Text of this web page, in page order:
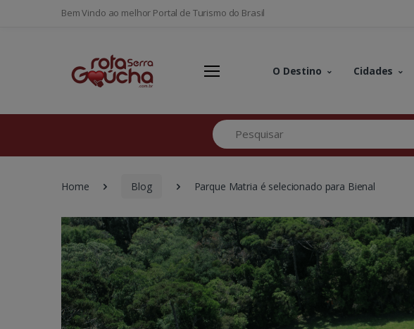
Bem Vindo ao melhor Portal de Turismo do Brasil
O Destino Cidades
Pesquisar
Home Blog Parque Matria é selecionado para Bienal